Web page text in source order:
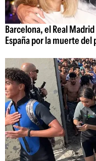
Barcelona, el Real
España por la muerte